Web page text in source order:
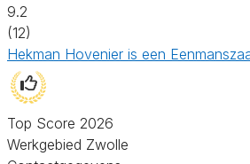
9.2
(12)
Hekman Hovenier is een
Top Score 2026
Werkgebied Zwolle